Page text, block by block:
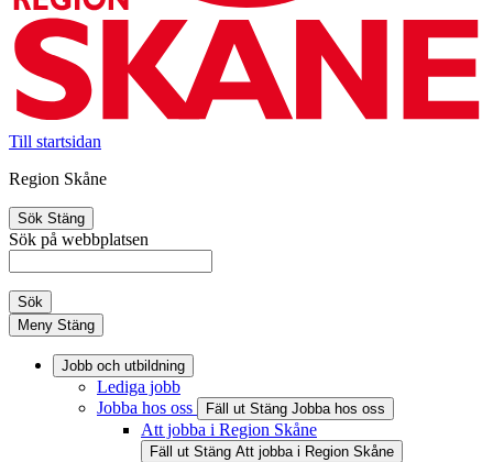
Till startsidan
Region Skåne
Sök Stäng
Sök på webbplatsen
Sök
Meny Stäng
Jobb och utbildning
Lediga jobb
Jobba hos oss
Fäll ut Stäng Jobba hos oss
Att jobba i Region Skåne
Fäll ut Stäng Att jobba i Region Skåne